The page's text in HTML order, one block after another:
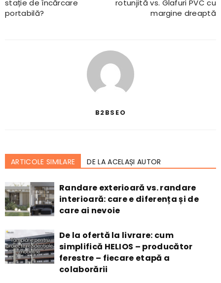
stație de încărcare
portabilă?
rotunjită vs. Glafuri PVC cu
margine dreaptă
B2BSEO
ARTICOLE SIMILARE DE LA ACELAȘI AUTOR
Randare exterioară vs. randare
interioară: care e diferența și de
care ai nevoie
De la ofertă la livrare: cum
simplifică HELIOS – producător
ferestre – fiecare etapă a
colaborării